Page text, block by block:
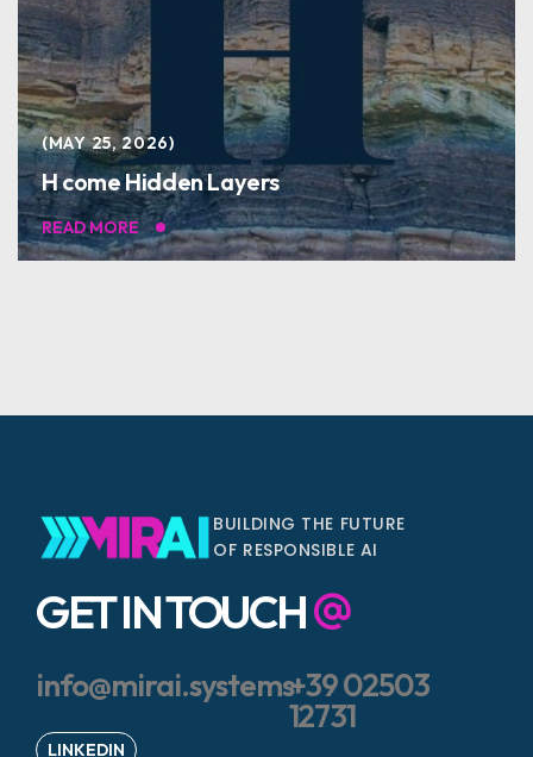
MAY 25, 2026
H come Hidden Layers
READ MORE
BUILDING THE FUTURE
OF RESPONSIBLE AI
GET IN TOUCH
info@mirai.systems+39 02503
12731
LINKEDIN